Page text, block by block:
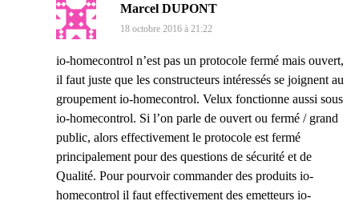
Marcel DUPONT
18 octobre 2016 à 21:22
io-homecontrol n’est pas un protocole fermé mais ouvert,
il faut juste que les constructeurs intéressés se joignent au
groupement io-homecontrol. Velux fonctionne aussi sous
io-homecontrol. Si l’on parle de ouvert ou fermé / grand
public, alors effectivement le protocole est fermé
principalement pour des questions de sécurité et de
Qualité. Pour pourvoir commander des produits io-
homecontrol il faut effectivement des emetteurs io-